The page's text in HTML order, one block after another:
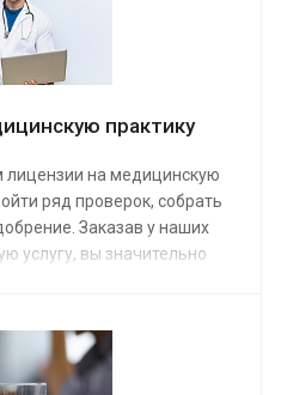
практику
на медицинскую
ряд проверок, собрать
Заказав у наших
услугу, вы значительно
и ИП.